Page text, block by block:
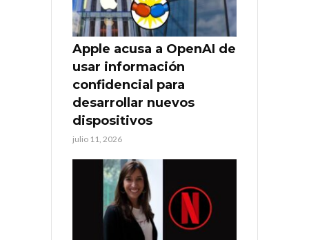
Apple acusa a OpenAI de
usar información
confidencial para
desarrollar nuevos
dispositivos
julio 11, 2026